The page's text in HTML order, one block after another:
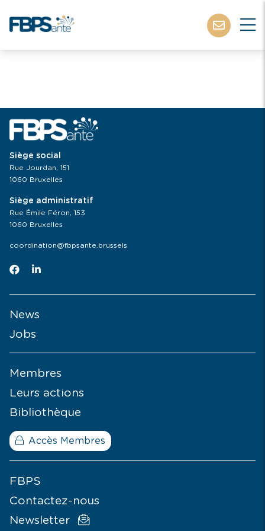
Siège social
Rue Jourdan, 151
1060 Bruxelles
Siège administratif
Rue Émile Féron, 153
1060 Bruxelles
coordination@fbpsante.brussels
News
Jobs
Membres
Leurs actions
Bibliothèque
Accès Membres
FBPS
Contactez-nous
Newsletter